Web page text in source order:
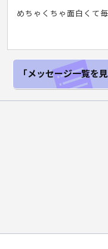
めちゃくちゃ面白くて
「メッセージ一覧を見